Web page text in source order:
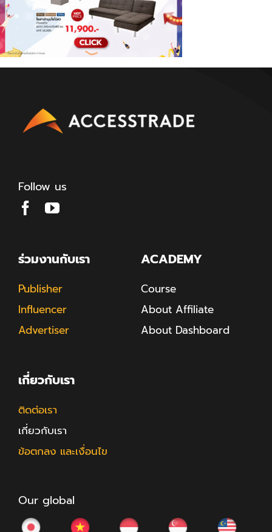
Follow us
ร่วมงานกับเรา
Publisher
Influencer
Advertiser
ACADEMY
Course
About Affiliate
About Dashboard
เกี่ยวกับเรา
ติดต่อเรา
เกี่ยวกับเรา
ข้อตกลง และเงื่อนไข
Our global